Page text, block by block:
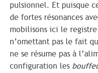
pulsionnel. Et puisque
de fortes résonances
mobilisons ici le
n’omettant pas le fait
ne se résume pas à
configuration les